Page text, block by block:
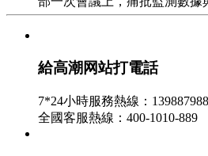
- 高潮网站資訊
澳大利亞下議院12日以74票擁
給高潮网站打電話
7*24小時服務熱線：
全國客服熱線：400-1010-889